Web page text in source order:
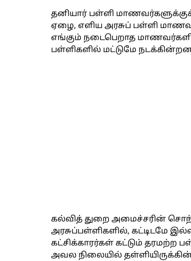
தனியார் பள்ளி
ஏழை, எளிய அரசுப் பள்ளி
எங்கும் நடைபெறாத
பள்ளிகளில் மட்டுமே
கல்வித் துறை அமைச்சரின்
அரசுப்பள்ளிகளில், கட்டிடமே
கட்சிக்காரர்கள் கட்டும் தரமற்ற
அவல நிலையில்